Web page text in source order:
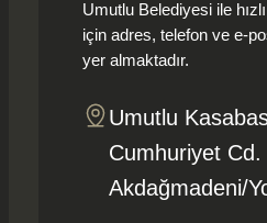
Umutlu Belediyesi ile
için adres, telefon ve e-
yer almaktadır.
Umutlu
Cumhuriyet Cd.
Akdağmadeni/